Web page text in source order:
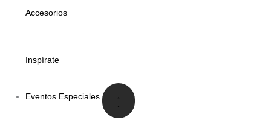
Accesorios
Inspírate
Eventos Especiales